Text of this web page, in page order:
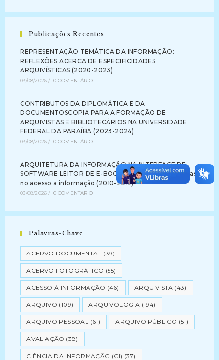
Publicações Recentes
REPRESENTAÇÃO TEMÁTICA DA INFORMAÇÃO:
REFLEXÕES ACERCA DE ESPECIFICIDADES
ARQUIVÍSTICAS (2020-2023)
03/08/2026 / 0 COMENTÁRIO
CONTRIBUTOS DA DIPLOMÁTICA E DA
DOCUMENTOSCOPIA PARA A FORMAÇÃO DE
ARQUIVISTAS E BIBLIOTECÁRIOS NA UNIVERSIDADE
FEDERAL DA PARAÍBA (2023-2024)
03/08/2026 / 0 COMENTÁRIO
ARQUITETURA DA INFORMAÇÃO NA INTERFACE DE
SOFTWARE LEITOR DE E-BOOK: identificando barreiras
no acesso a informação (2010-2012)
03/08/2026 / 0 COMENTÁRIO
Palavras-Chave
ACERVO DOCUMENTAL (39)
ACERVO FOTOGRÁFICO (55)
ACESSO À INFORMAÇÃO (46) ARQUIVISTA (43)
ARQUIVO (109) ARQUIVOLOGIA (194)
ARQUIVO PESSOAL (61) ARQUIVO PÚBLICO (51)
AVALIAÇÃO (38)
CIÊNCIA DA INFORMAÇÃO (CI) (37)